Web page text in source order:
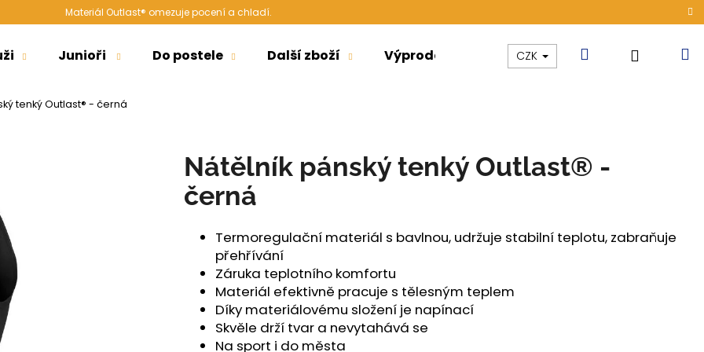
Materiál Outlast® omezuje pocení a chladí.
Junioři Do postele Další zboží Výprodej Kolekce Akce
CZK Hledat
tenký Outlast® - černá
Nátělník pánský tenký Outlast® -
černá
Termoregulační materiál s bavlnou, udržuje stabilní teplotu, zabraňuje
přehřívání
Záruka teplotního komfortu
Materiál efektivně pracuje s tělesným teplem
Díky materiálovému složení je napínací
Skvěle drží tvar a nevytahává se
Na sport i do města
ŠORTKY HIGH LONG DÁMSKÉ TENKÉ ŠORTKY HIGH DÁMSKÉ TENKÉ OUTLAST®